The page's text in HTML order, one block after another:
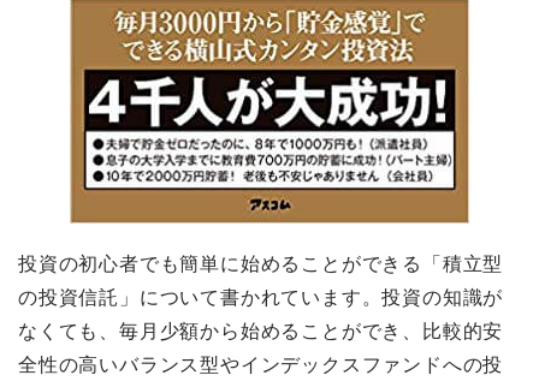
投資の初心者でも簡単に始めることができる「積立型
の投資信託」について書かれています。投資の知識が
なくても、毎月少額から始めることができ、比較的安
全性の高いバランス型やインデックスファンドへの投